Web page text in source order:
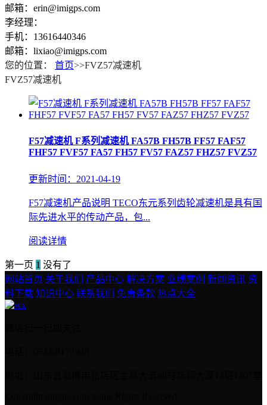
邮箱：erin@imigps.com
李经理：
手机：13616440346
邮箱：lixiao@imigps.com
您的位置：
首页>>FVZ57减速机
FVZ57减速机
F57减速机 F系列减速机 FA57B FH57B FF57 FAF57
FHF57 FVF57 FA57 FH57 FV57 FAZ57 FHZ57 FVZ57
更新时间：2021-04-19
F57减速机产品说明 TECO东元系列齿轮减速机是具有国
际先进水平的传动产品，包...
阅读详情
第一页 1 没有了
网站首页 关于我们 产品中心 解决方案 业绩案例 新闻资讯 资
料下载 知识中心 联系我们 免责条款 热点大全